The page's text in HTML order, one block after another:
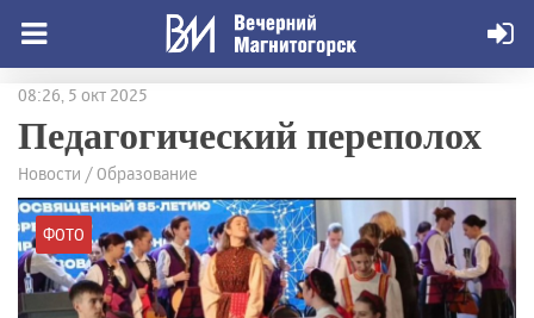
08:26, 5 окт 2025
Педагогический переполох
Новости / Образование
ФОТО